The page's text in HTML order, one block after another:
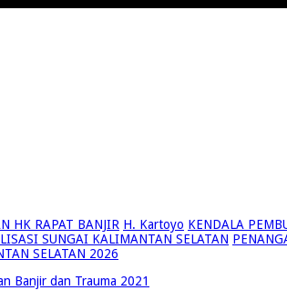
HK RAPAT BANJIR H. Kartoyo KENDALA
SUNGAI KALIMANTAN SELATAN
SELATAN 2026
Banjir dan Trauma 2021